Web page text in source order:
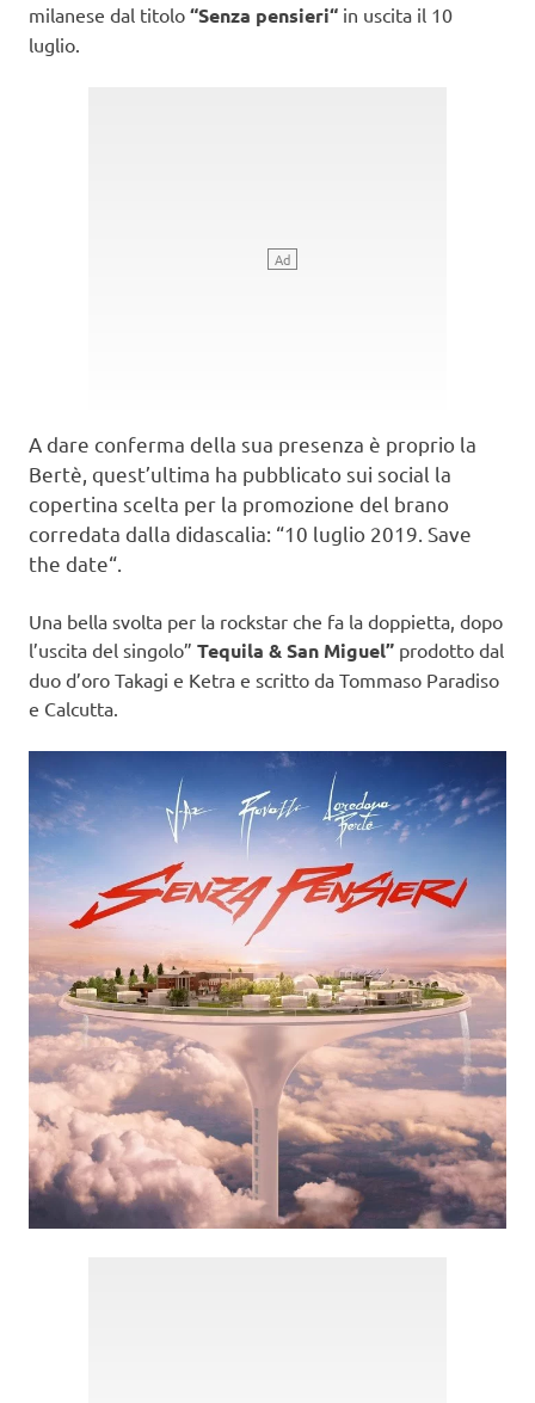
milanese dal titolo “Senza pensieri“ in uscita il 10
luglio.
A dare conferma della sua presenza è proprio la
Bertè, quest’ultima ha pubblicato sui social la
copertina scelta per la promozione del brano
corredata dalla didascalia: “10 luglio 2019. Save
the date“.
Una bella svolta per la rockstar che fa la doppietta, dopo
l’uscita del singolo” Tequila & San Miguel” prodotto dal
duo d’oro Takagi e Ketra e scritto da Tommaso Paradiso
e Calcutta.